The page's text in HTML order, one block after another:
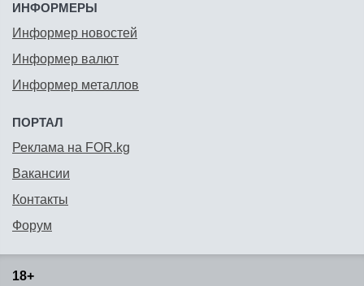
ИНФОРМЕРЫ
Информер новостей
Информер валют
Информер металлов
ПОРТАЛ
Реклама на FOR.kg
Вакансии
Контакты
Форум
18+